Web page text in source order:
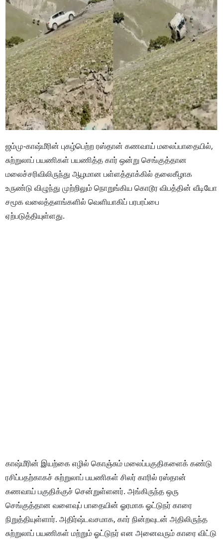
ஜம்மு-காஷ்மீரின் புகழ்பெற்ற ரஸ்தான் கணவாய் மலைப்பாதையில்,
சுற்றுலாப் பயணிகள் பயணித்த கார் ஒன்று செங்குத்தான
மலைச்சரிவிலிருந்து ஆழமான பள்ளத்தாக்கில் தலைகீழாக
உருண்டு விழுந்து முற்றிலும் நொறுங்கிய கொடூர விபத்தின் வீடியோ
சமூக வலைத்தளங்களில் வெளியாகிப் பரபரப்பை
ஏற்படுத்தியுள்ளது.
காஷ்மீரின் இயற்கை எழில் கொஞ்சும் மலைப்பகுதிகளைக் கண்டு
ரசிப்பதற்காகச் சுற்றுலாப் பயணிகள் சிலர் காரில் ரஸ்தான்
கணவாய் பகுதிக்குச் சென்றுள்ளனர். அங்கிருந்த ஒரு
செங்குத்தான வளைவுப் பாதையின் ஓரமாக ஓட்டுநர் காரை
நிறுத்தியுள்ளார். அதிர்ஷ்டவசமாக, கார் நின்றவுடன் அதிலிருந்த
சுற்றுலாப் பயணிகள் மற்றும் ஓட்டுநர் என அனைவரும் காரை விட்டு